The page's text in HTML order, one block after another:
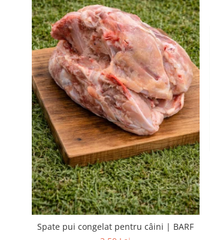
Spate pui congelat pentru câini | BARF